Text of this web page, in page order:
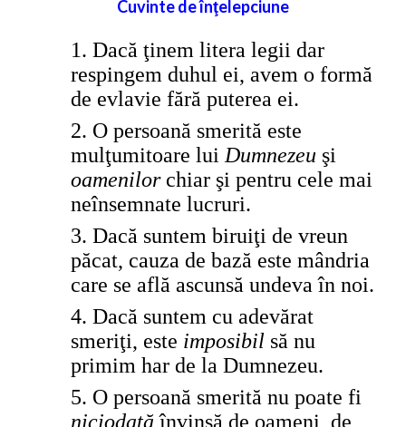
Cuvinte de înţelepciune
1. Dacă ţinem litera legii dar
respingem duhul ei, avem o formă
de evlavie fără puterea ei.
2. O persoană smerită este
mulţumitoare lui Dumnezeu şi
oamenilor chiar şi pentru cele mai
neînsemnate lucruri.
3. Dacă suntem biruiţi de vreun
păcat, cauza de bază este mândria
care se află ascunsă undeva în noi.
4. Dacă suntem cu adevărat
smeriţi, este imposibil să nu
primim har de la Dumnezeu.
5. O persoană smerită nu poate fi
niciodată învinsă de oameni, de